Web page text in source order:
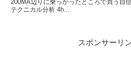
200MA辺りに乗っかったところで買う自
テクニカル分析 4h...
スポンサーリ